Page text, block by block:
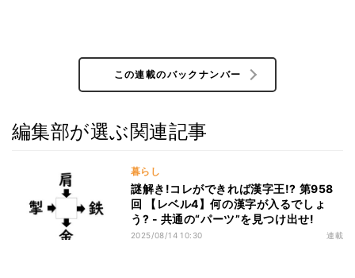
この連載のバックナンバー
編集部が選ぶ関連記事
暮らし
謎解き!コレができれば漢字王!? 第958
回 【レベル4】何の漢字が入るでしょ
う? - 共通の“パーツ”を見つけ出せ!
2025/08/14 10:30 連載